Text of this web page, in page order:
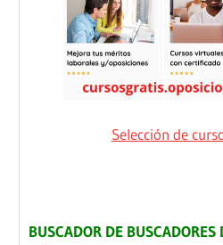
Selección de
BUSCADOR DE BUSCADORES